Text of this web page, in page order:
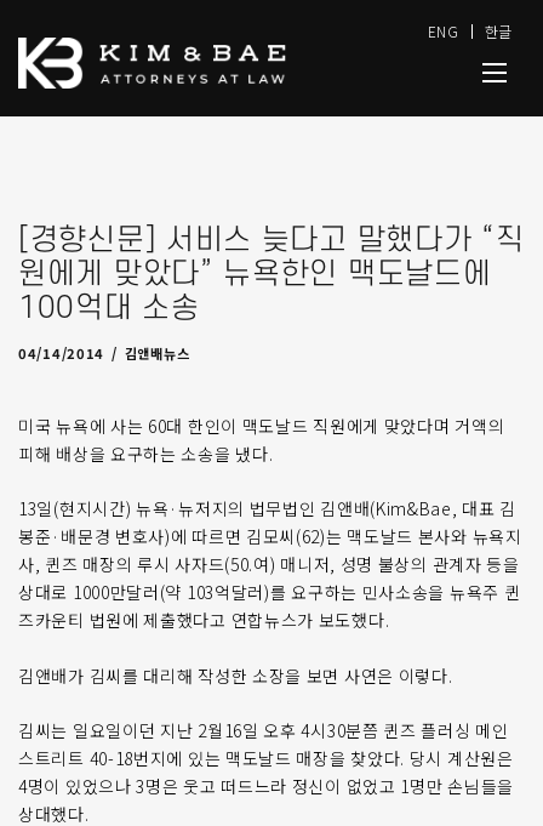
ENG 한글
[경향신문] 서비스 늦다고 말했다가 “직
원에게 맞았다” 뉴욕한인 맥도날드에
100억대 소송
04/14/2014
04/14/2014 김앤배뉴스
byadmin
미국 뉴욕에 사는 60대 한인이 맥도날드 직원에게 맞았다며 거액의
피해 배상을 요구하는 소송을 냈다.
13일(현지시간) 뉴욕·뉴저지의 법무법인 김앤배(Kim&Bae, 대표 김
봉준·배문경 변호사)에 따르면 김모씨(62)는 맥도날드 본사와 뉴욕지
사, 퀸즈 매장의 루시 사자드(50.여) 매니저, 성명 불상의 관계자 등을
상대로 1000만달러(약 103억달러)를 요구하는 민사소송을 뉴욕주 퀸
즈카운티 법원에 제출했다고 연합뉴스가 보도했다.
김앤배가 김씨를 대리해 작성한 소장을 보면 사연은 이렇다.
김씨는 일요일이던 지난 2월16일 오후 4시30분쯤 퀸즈 플러싱 메인
스트리트 40-18번지에 있는 맥도날드 매장을 찾았다. 당시 계산원은
4명이 있었으나 3명은 웃고 떠드느라 정신이 없었고 1명만 손님들을
상대했다.